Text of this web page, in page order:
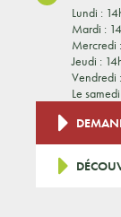
Lundi :
Mardi :
Mercredi
Jeudi :
Vendredi
Le